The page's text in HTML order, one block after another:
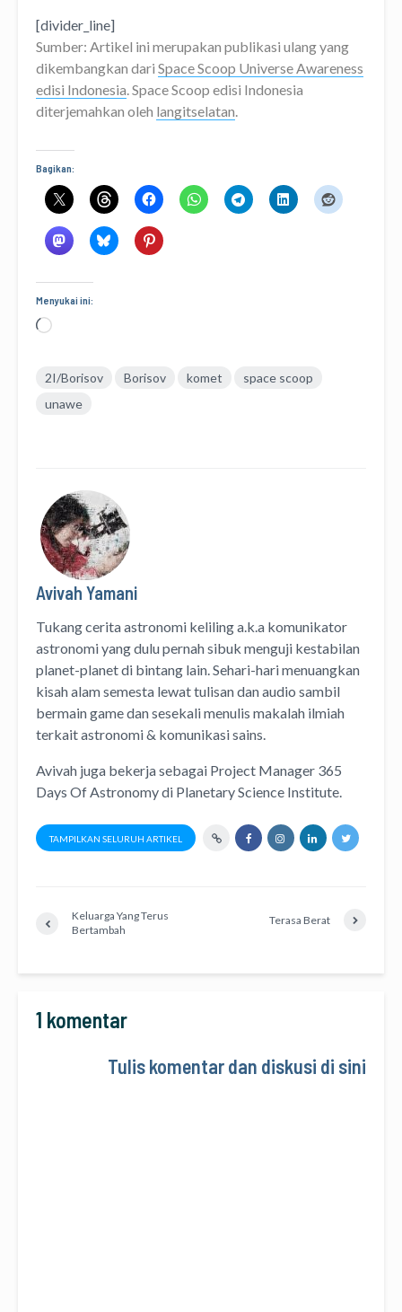
[divider_line]
Sumber: Artikel ini merupakan publikasi ulang yang
dikembangkan dari Space Scoop Universe Awareness
edisi Indonesia. Space Scoop edisi Indonesia
diterjemahkan oleh langitselatan.
Bagikan:
Menyukai ini:
Memuat...
2I/Borisov Borisov komet
space scoop
unawe
Avivah Yamani
Tukang cerita astronomi kelilinga.k.a komunikator
astronomiyang dulu pernah sibuk menguji kestabilan
planet-planet di bintang lain. Sehari-hari menuangkan
kisah alam semesta lewattulisandanaudio sambil
bermain game dan sesekali menulis makalah ilmiah
terkait astronomi & komunikasi sains.
Avivah juga bekerja sebagai Project Manager 365
Days Of Astronomydi Planetary Science Institute.
TAMPILKAN SELURUH ARTIKEL
Keluarga Yang Terus
Bertambah
Terasa Berat
1 komentar
Tulis komentar dan diskusi di sini